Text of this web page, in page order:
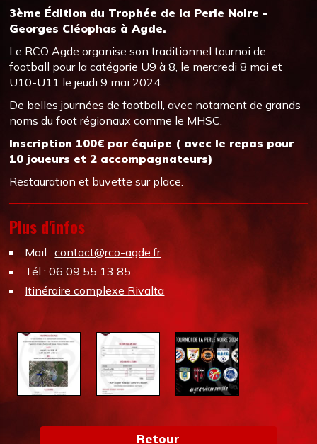
3ème Édition du Trophée de la Perle Noire -
Georges Cléophas à Agde.
Le RCO Agde organise son traditionnel tournoi de
football pour la catégorie U9 à 8, le mercredi 8 mai et
U10-U11 le jeudi 9 mai 2024.
De belles journées de football, avec notament de grands
noms du foot régionaux comme le MHSC.
Inscription 100€ par équipe ( avec le repas pour
10 joueurs et 2 accompagnateurs)
Restauration et buvette sur place.
Plus d'infos
Mail :contact@rco-agde.fr
Tél : 06 09 55 13 85
Itinéraire complexe Rivalta
Retour